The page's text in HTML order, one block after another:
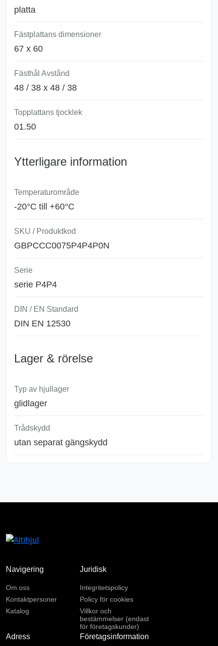
platta
Fästplattans dimensioner
67 x 60
Fästhål Avstånd
48 / 38 x 48 / 38
Topplattans tjocklek
01.50
Ytterligare information
Temperaturområde
-20°C till +60°C
SKU / Produktkod
GBPCCC0075P4P4P0N
Serie
serie P4P4
DIN / EN Standard
DIN EN 12530
Lager & rörelse
Typ av hjullager
glidlager
Trådskydd
utan separat gängskydd
Navigering
Om oss
Kontaktpersoner
Katalog
Juridisk
Integritetspolicy
Policy för cookies
Villkor och
bestämmelser (endast
för företagskunder)
Adress Företagsinformation